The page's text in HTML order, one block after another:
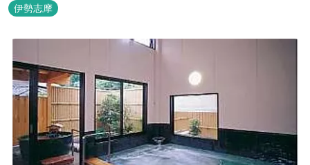
伊勢志摩